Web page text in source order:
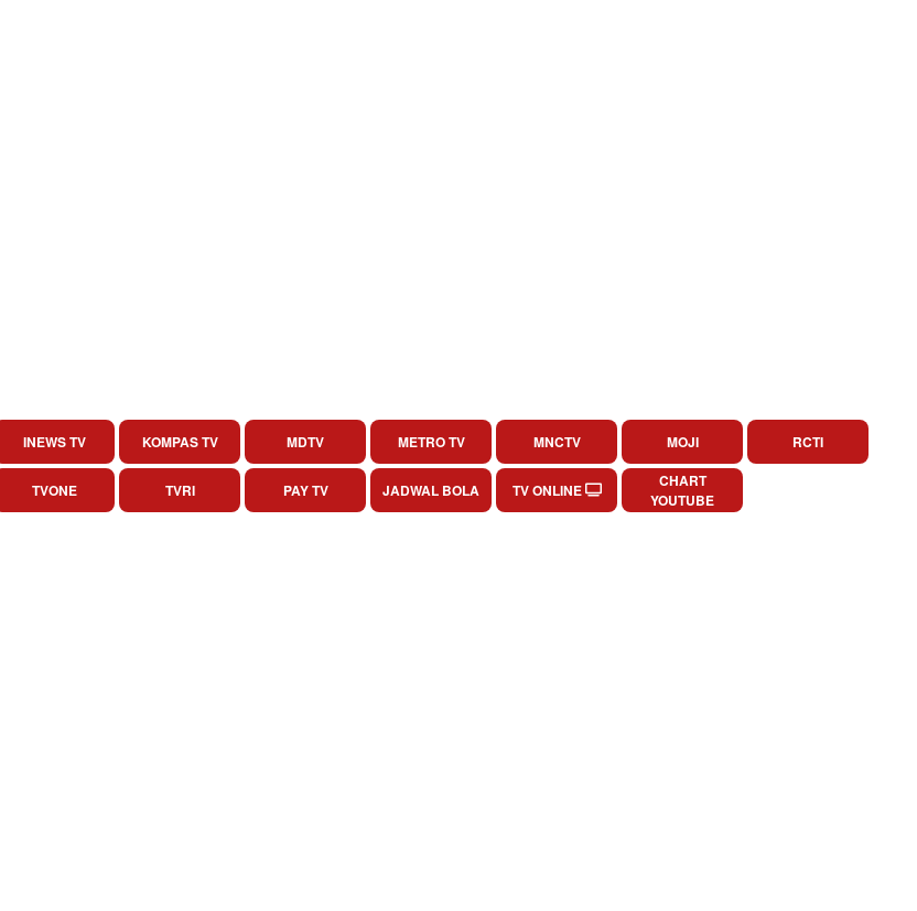
INEWS TV KOMPAS TV MDTV METRO TV MNCTV MOJI RCTI
TVONE TVRI PAY TV JADWAL BOLA TV ONLINE
CHART
YOUTUBE